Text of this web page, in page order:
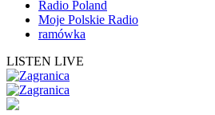
Radio Poland
Moje Polskie Radio
ramówka
LISTEN LIVE